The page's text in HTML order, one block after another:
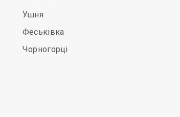
Ушня
Феськівка
Чорногорці